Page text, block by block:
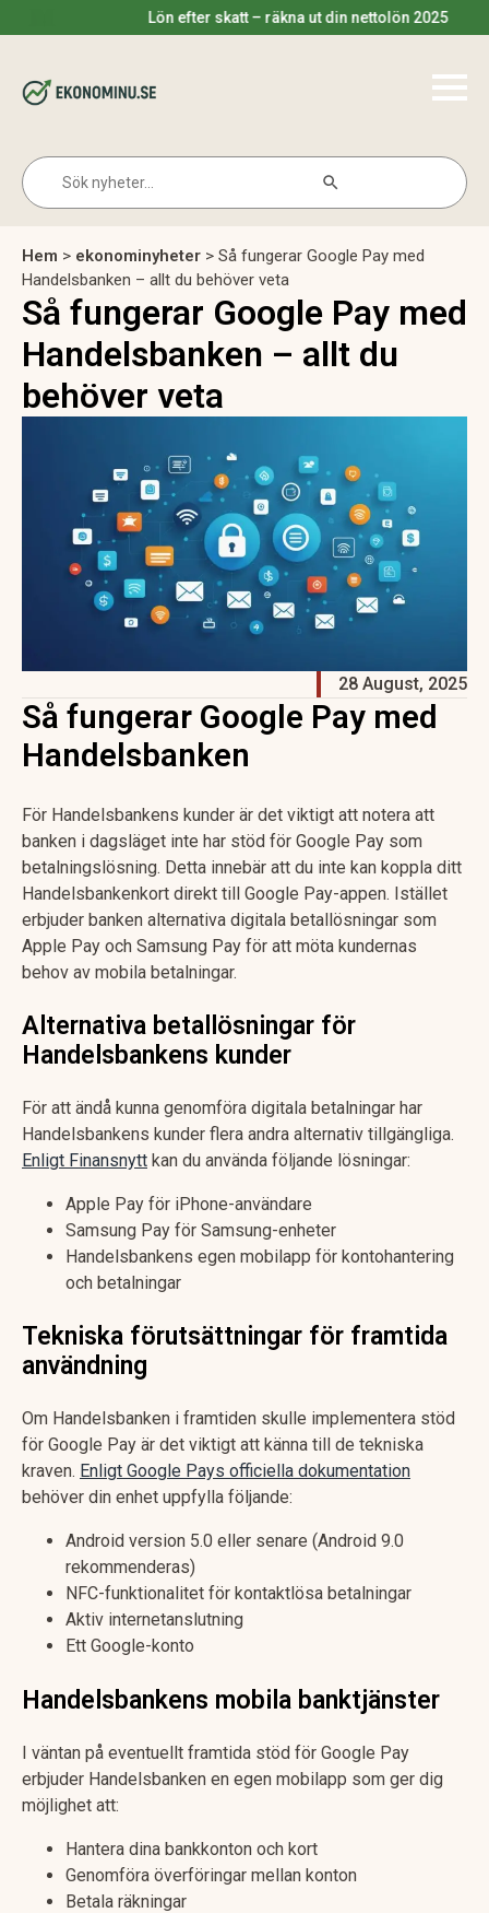
Lön efter skatt – räkna ut din nettolön 2025
for:
Hem > ekonominyheter > Så fungerar Google Pay med
Handelsbanken – allt du behöver veta
Så fungerar Google Pay med
Handelsbanken – allt du
behöver veta
28 August, 2025
Så fungerar Google Pay med
Handelsbanken
För Handelsbankens kunder är det viktigt att notera att
banken i dagsläget inte har stöd för Google Pay som
betalningslösning. Detta innebär att du inte kan koppla ditt
Handelsbankenkort direkt till Google Pay-appen. Istället
erbjuder banken alternativa digitala betallösningar som
Apple Pay och Samsung Pay för att möta kundernas
behov av mobila betalningar.
Alternativa betallösningar för
Handelsbankens kunder
För att ändå kunna genomföra digitala betalningar har
Handelsbankens kunder flera andra alternativ tillgängliga.
Enligt Finansnytt kan du använda följande lösningar:
Apple Pay för iPhone-användare
Samsung Pay för Samsung-enheter
Handelsbankens egen mobilapp för kontohantering
och betalningar
Tekniska förutsättningar för framtida
användning
Om Handelsbanken i framtiden skulle implementera stöd
för Google Pay är det viktigt att känna till de tekniska
kraven. Enligt Google Pays officiella dokumentation
behöver din enhet uppfylla följande:
Android version 5.0 eller senare (Android 9.0
rekommenderas)
NFC-funktionalitet för kontaktlösa betalningar
Aktiv internetanslutning
Ett Google-konto
Handelsbankens mobila banktjänster
I väntan på eventuellt framtida stöd för Google Pay
erbjuder Handelsbanken en egen mobilapp som ger dig
möjlighet att:
Hantera dina bankkonton och kort
Genomföra överföringar mellan konton
Betala räkningar